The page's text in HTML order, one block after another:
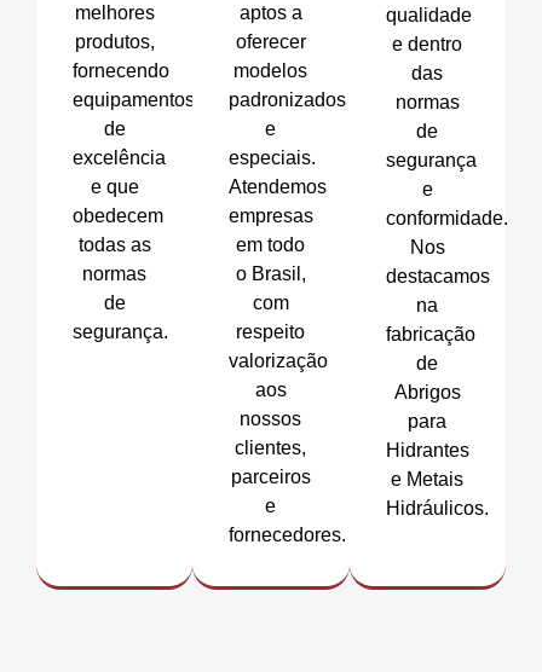
melhores
produtos,
fornecendo
equipamentos
de
excelência
e que
obedecem
todas as
normas
de
segurança.
aptos a
oferecer
modelos
padronizados
e
especiais.
Atendemos
empresas
em todo
o Brasil,
com
respeito
valorização
aos
nossos
clientes,
parceiros
e
fornecedores.
qualidade
e dentro
das
normas
de
segurança
e
conformidade.
Nos
destacamos
na
fabricação
de
Abrigos
para
Hidrantes
e Metais
Hidráulicos.